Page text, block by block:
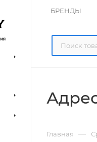
БРЕНДЫ
Главная —